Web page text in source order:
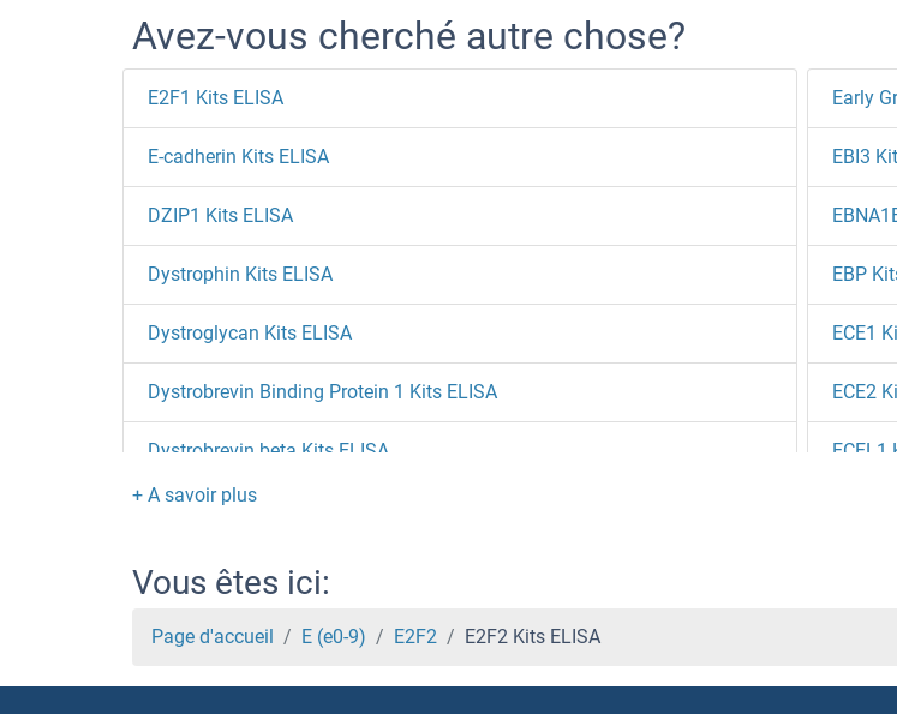
Avez-vous cherché autre chose?
E2F1 Kits ELISA
E-cadherin Kits ELISA
DZIP1 Kits ELISA
Dystrophin Kits ELISA
Dystroglycan Kits ELISA
Dystrobrevin Binding Protein 1 Kits ELISA
Dystrobrevin beta Kits ELISA
Dystonin Kits ELISA
Dysferlin Kits ELISA
DYRK1A Kits ELISA
Dynein Regulatory Complex Subunit 1 Kits ELISA
Early
EBI3
EBP
ECE1
ECE2
ECEL1
Vous êtes ici:
Page d'accueil E (e0-9) E2F2 E2F2 Kits ELISA